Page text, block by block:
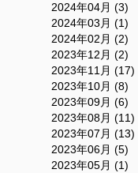
2024年04月 (3)
2024年03月 (1)
2024年02月 (2)
2023年12月 (2)
2023年11月 (17)
2023年10月 (8)
2023年09月 (6)
2023年08月 (11)
2023年07月 (13)
2023年06月 (5)
2023年05月 (1)